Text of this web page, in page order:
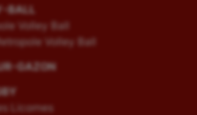
BALL
Volley Ball
Volley Ball
GAZON
Licornes